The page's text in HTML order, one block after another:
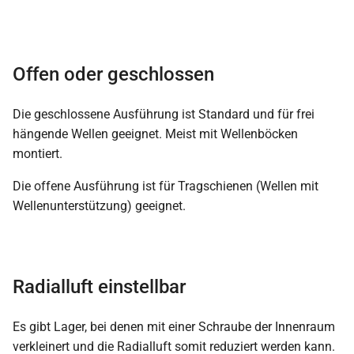
Offen oder geschlossen
Die geschlossene Ausführung ist Standard und für frei
hängende Wellen geeignet. Meist mit Wellenböcken
montiert.
Die offene Ausführung ist für Tragschienen (Wellen mit
Wellenunterstützung) geeignet.
Radialluft einstellbar
Es gibt Lager, bei denen mit einer Schraube der Innenraum
verkleinert und die Radialluft somit reduziert werden kann.